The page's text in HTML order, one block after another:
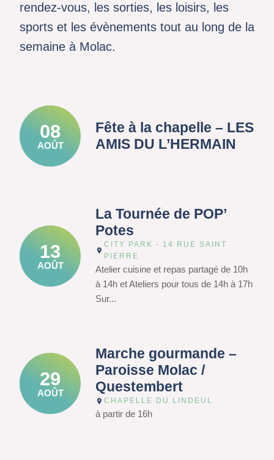
rendez-vous, les sorties, les loisirs, les
sports et les évènements tout au long de la
semaine à Molac.
08
AOÛT
Fête à la chapelle – LES
AMIS DU L’HERMAIN
13
AOÛT
La Tournée de POP’
Potes
CITY PARK - 14 RUE SAINT
PIERRE
Atelier cuisine et repas partagé de 10h
à 14h et Ateliers pour tous de 14h à 17h
Sur...
29
AOÛT
Marche gourmande –
Paroisse Molac /
Questembert
CHAPELLE DU LINDEUL
à partir de 16h